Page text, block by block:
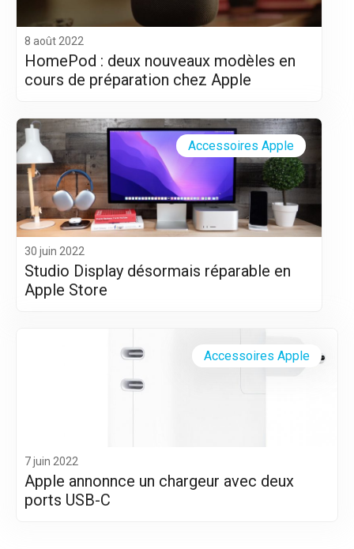
8 août 2022
HomePod : deux nouveaux modèles en
cours de préparation chez Apple
30 juin 2022
Studio Display désormais réparable en
Apple Store
Accessoires Apple
7 juin 2022
Apple annonnce un chargeur avec deux
ports USB-C
Accessoires Apple